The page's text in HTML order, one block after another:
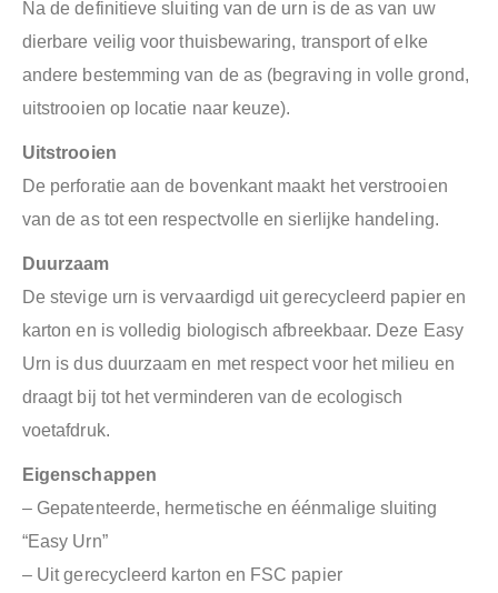
Na de definitieve sluiting van de urn is de as van uw
dierbare veilig voor thuisbewaring, transport of elke
andere bestemming van de as (begraving in volle grond,
uitstrooien op locatie naar keuze).
Uitstrooien
De perforatie aan de bovenkant maakt het verstrooien
van de as tot een respectvolle en sierlijke handeling.
Duurzaam
De stevige urn is vervaardigd uit gerecycleerd papier en
karton en is volledig biologisch afbreekbaar. Deze Easy
Urn is dus duurzaam en met respect voor het milieu en
draagt bij tot het verminderen van de ecologisch
voetafdruk.
Eigenschappen
– Gepatenteerde, hermetische en éénmalige sluiting
“Easy Urn”
– Uit gerecycleerd karton en FSC papier